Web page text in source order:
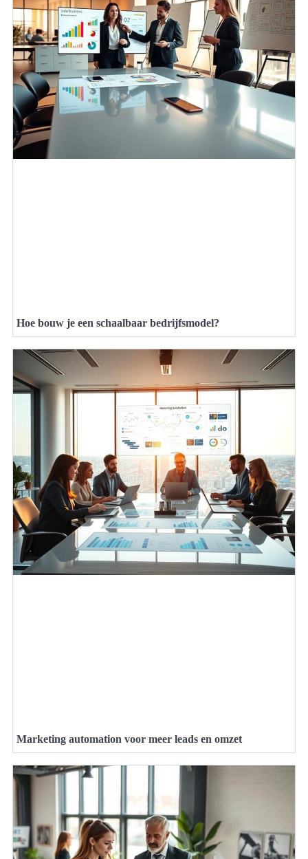
Hoe bouw je een schaalbaar bedrijfsmodel?
Marketing automation voor meer leads en omzet